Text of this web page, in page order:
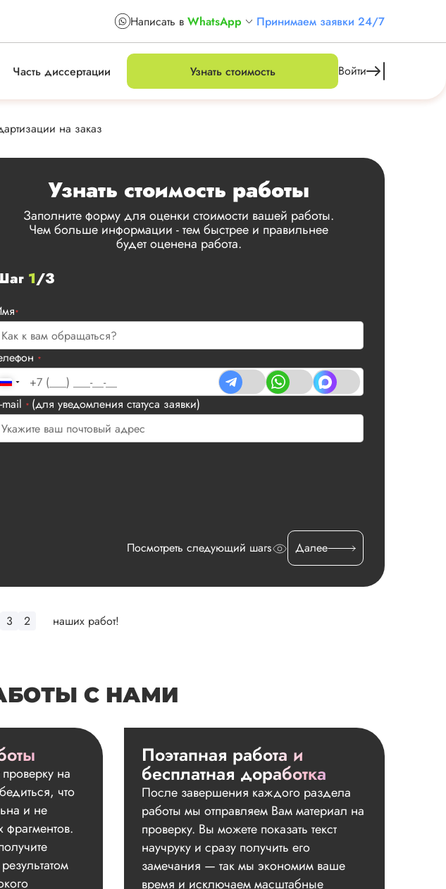
Написать в WhatsApp Принимаем заявки 24/7
Часть диссертации Узнать стоимость Войти
на заказ
Узнать стоимость работы
Заполните форму для оценки стоимости вашей работы.
Чем больше информации - тем быстрее и правильнее
будет оценена работа.
1/3
*
*
mail * (для уведомления статуса заявки)
Посмотреть следующий шагs Далее
2
3 наших работ!
С НАМИ
на
что
и не
Поэтапная работа и
бесплатная доработка
После завершения каждого раздела
работы мы отправляем Вам материал на
проверку. Вы можете показать текст
научруку и сразу получить его
замечания — так мы экономим ваше
время и исключаем масштабные